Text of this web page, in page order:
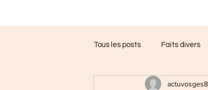
Tous les posts Faits divers
Saint-